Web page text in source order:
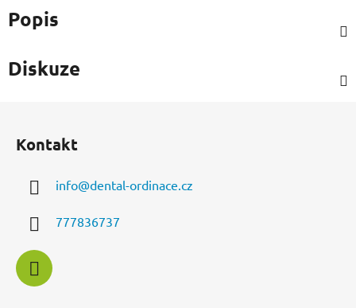
Popis
Diskuze
Kontakt
info@dental-ordinace.cz
777836737